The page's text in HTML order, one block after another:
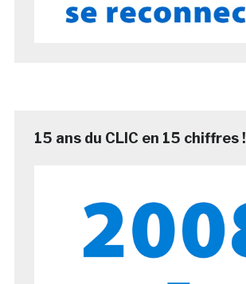
15 ans du CLIC en 15 chiffres !